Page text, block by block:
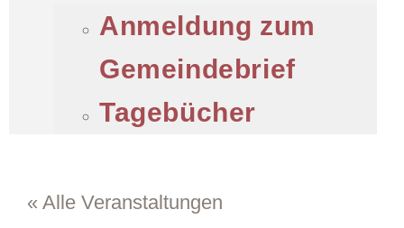
Anmeldung zum
Gemeindebrief
Tagebücher
« Alle Veranstaltungen